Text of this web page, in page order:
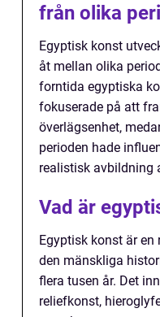
från olika
Egyptisk konst
åt mellan olika
forntida egyptiska
fokuserade på att
överlägsenhet,
perioden hade
realistisk avbildning
Vad är
Egyptisk konst är
den mänskliga
flera tusen år. Det
reliefkonst,